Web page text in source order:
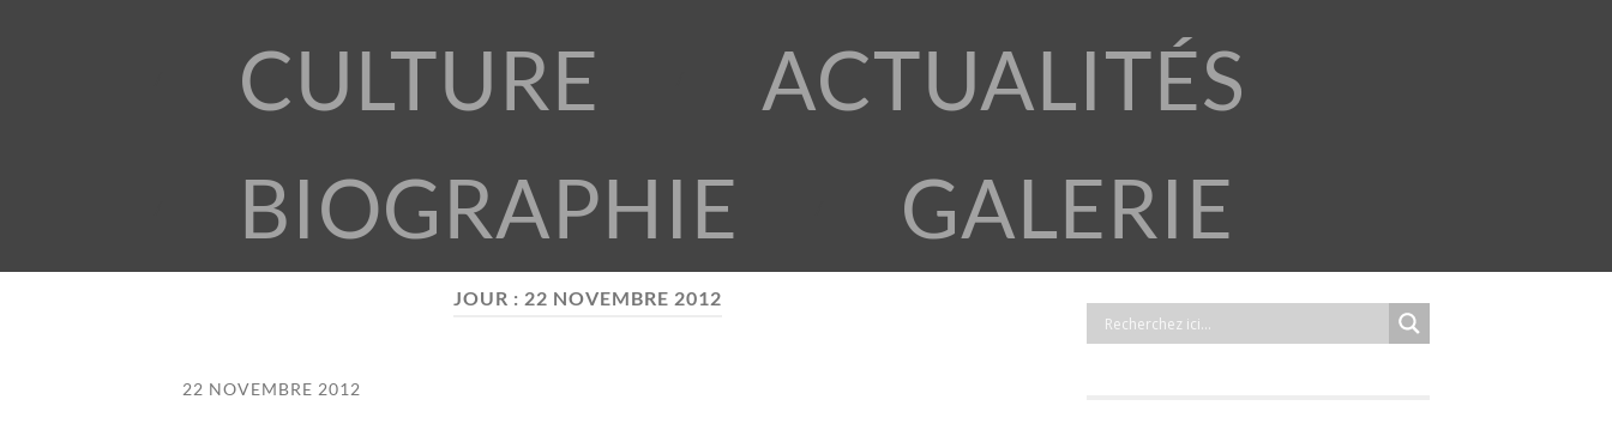
CULTURE
ACTUALITÉS
BIOGRAPHIE
GALERIE
JOUR : 22 NOVEMBRE 2012
22 NOVEMBRE 2012